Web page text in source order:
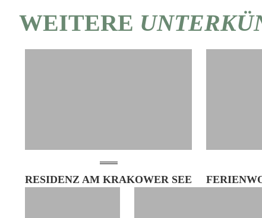
WEITERE
RESIDENZ AM KRAKOWER SEE